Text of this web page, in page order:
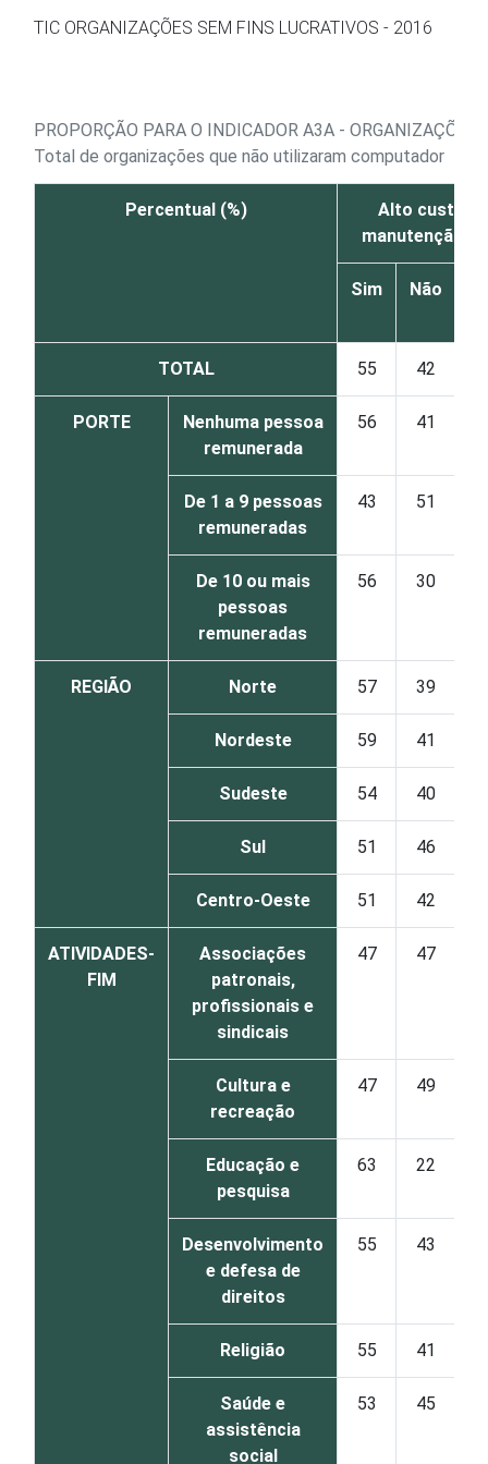
TIC ORGANIZAÇÕES SEM FINS LUCRATIVOS - 2016
PROPORÇÃO PARA O INDICADOR A3A -
Total de organizações que não utilizaram computador
Percentual (%)
Alto custo
manutenção
Sim Não
TOTAL 55 42
PORTE
Nenhuma pessoa
remunerada
56 41
De 1 a 9 pessoas
remuneradas
43 51
De 10 ou mais
pessoas
remuneradas
56 30
REGIÃO Norte 57 39
Nordeste 59 41
Sudeste 54 40
Sul 51 46
Centro-Oeste 51 42
ATIVIDADES-
FIM
Associações
patronais,
profissionais e
sindicais
47 47
Cultura e
recreação
47 49
Educação e
pesquisa
63 22
Desenvolvimento
e defesa de
direitos
55 43
Religião 55 41
Saúde e
assistência
social
53 45